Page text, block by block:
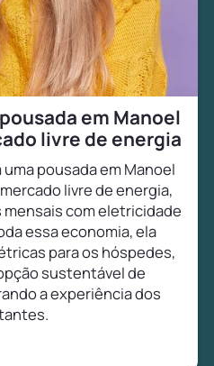
em Manoel
livre de energia
pousada em Manoel
livre de energia,
com eletricidade
essa economia, ela
para os hóspedes,
sustentável de
a experiência dos